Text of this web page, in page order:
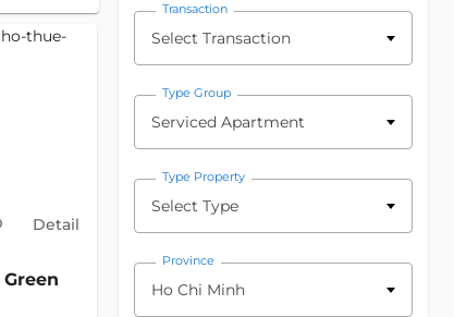
Detail
Green
Transaction
Select Transaction
Type Group
Serviced Apartment
Type Property
Select Type
Province
Ho Chi Minh